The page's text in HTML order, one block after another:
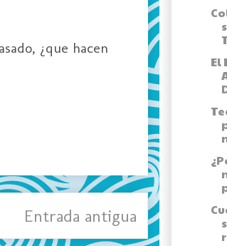
¿que hacen
Entrada antigua
El